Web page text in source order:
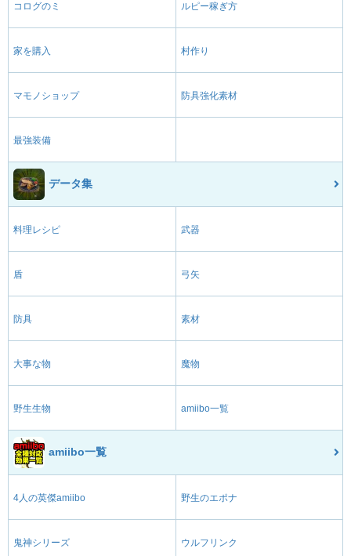
コログのミ ルピー稼ぎ方
家を購入 村作り
マモノショップ 防具強化素材
最強装備
データ集
料理レシピ 武器
盾 弓矢
防具 素材
大事な物 魔物
野生生物 amiibo一覧
amiibo一覧
4人の英傑amiibo 野生のエポナ
鬼神シリーズ ウルフリンク